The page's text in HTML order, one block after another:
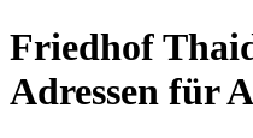
Friedhof
Adressen für